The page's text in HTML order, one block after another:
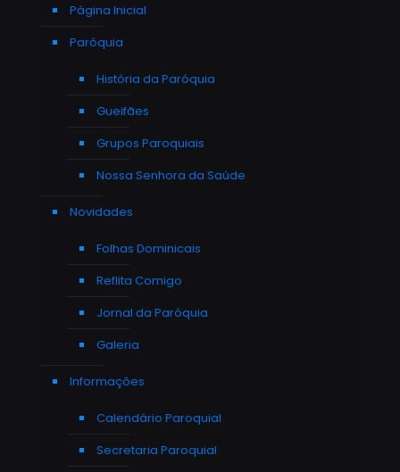
Página Inicial
Paróquia
História da Paróquia
Gueifães
Grupos Paroquiais
Nossa Senhora da Saúde
Novidades
Folhas Dominicais
Reflita Comigo
Jornal da Paróquia
Galeria
Informações
Calendário Paroquial
Secretaria Paroquial